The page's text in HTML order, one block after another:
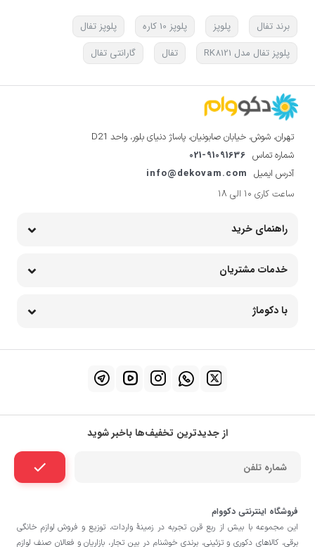
برند تفال پلوپز پلوپز 10 کاره
پلوپز تفال
پلوپز تفال مدل RK8121
تفال گارانتی تفال
تهران، شوش، خیابان صابونیان، پاساژ دنیای بلور، واحد D21
شماره تماس 021-91091636
آدرس ایمیل info@dekovam.com
ساعت کاری 10 الی 18
راهنمای خرید
خدمات مشتریان
با دکوماژ
از جدیدترین تخفیف‌ها باخبر شوید
فروشگاه اینترنتی دکووام
این مجموعه با بيش از ربع قرن تجربه در زمينۀ واردات، توزيع و فروش لوازم خانگی
برقی، کالاهای دکوری و تزئینی، برندی خوشنام در بين تجار، بازاريان و فعالان صنف لوازم